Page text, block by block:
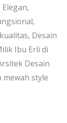
Desain
Ibu Erli di
Desain
mewah style